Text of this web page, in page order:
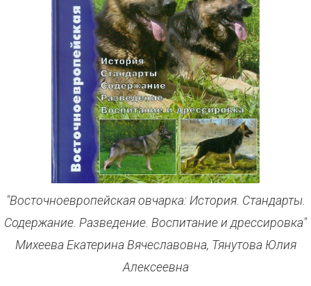
"Восточноевропейская овчарка: История. Стандарты.
Содержание. Разведение. Воспитание и дрессировка"
Михеева Екатерина Вячеславовна, Тянутова Юлия
Алексеевна